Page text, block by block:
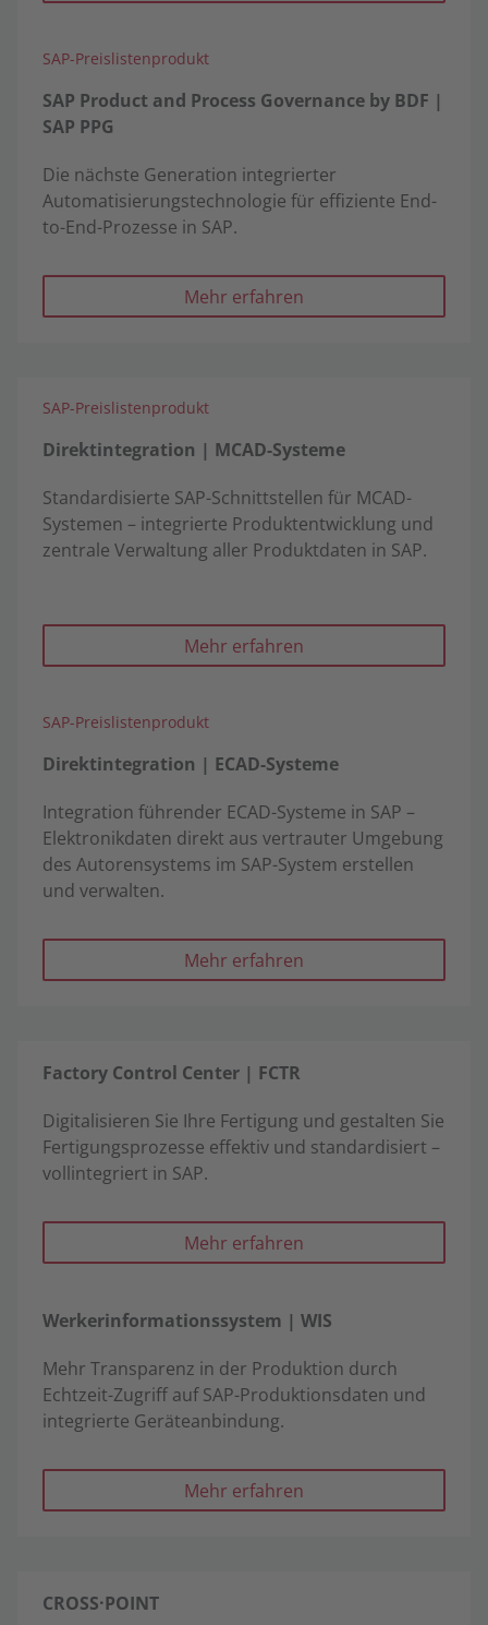
SAP-Preislistenprodukt
SAP Product and Process Governance by BDF |
SAP PPG
Die nächste Generation integrierter
Automatisierungstechnologie für effiziente End-
to-End-Prozesse in SAP.
Mehr erfahren
SAP-Preislistenprodukt
Direktintegration | MCAD-Systeme
Standardisierte SAP-Schnittstellen für MCAD-
Systemen – integrierte Produktentwicklung und
zentrale Verwaltung aller Produktdaten in SAP.
Mehr erfahren
SAP-Preislistenprodukt
Direktintegration | ECAD-Systeme
Integration führender ECAD-Systeme in SAP –
Elektronikdaten direkt aus vertrauter Umgebung
des Autorensystems im SAP-System erstellen
und verwalten.
Mehr erfahren
Factory Control Center | FCTR
Digitalisieren Sie Ihre Fertigung und gestalten Sie
Fertigungsprozesse effektiv und standardisiert –
vollintegriert in SAP.
Mehr erfahren
Werkerinformationssystem | WIS
Mehr Transparenz in der Produktion durch
Echtzeit-Zugriff auf SAP-Produktionsdaten und
integrierte Geräteanbindung.
Mehr erfahren
CROSS·POINT